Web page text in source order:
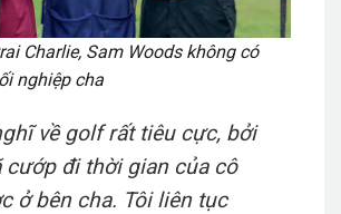
Charlie, Sam Woods không có
nghiệp cha
về golf rất tiêu cực, bởi
cướp đi thời gian của cô
ở bên cha. Tôi liên tục